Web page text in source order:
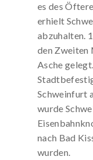
es des
erhielt
abzuhalten.
den Zweiten
Asche
Schweinfurt
wurde
nach Bad
wurden.